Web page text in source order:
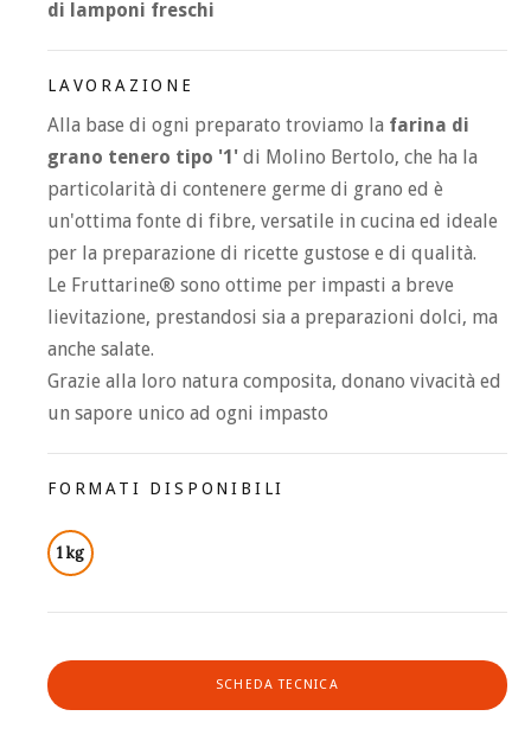
di lamponi freschi
LAVORAZIONE
Alla base di ogni preparato troviamo la farina di
grano tenero tipo '1' di Molino Bertolo, che ha la
particolarità di contenere germe di grano ed è
un'ottima fonte di fibre, versatile in cucina ed ideale
per la preparazione di ricette gustose e di qualità.
Le Fruttarine® sono ottime per impasti a breve
lievitazione, prestandosi sia a preparazioni dolci, ma
anche salate.
Grazie alla loro natura composita, donano vivacità ed
un sapore unico ad ogni impasto
FORMATI DISPONIBILI
1 kg
SCHEDA TECNICA